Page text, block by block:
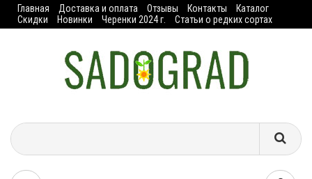
Главная Доставка и оплата Отзывы Контакты
Каталог
Скидки
Новинки Черенки 2024 г. Статьи о редких сортах